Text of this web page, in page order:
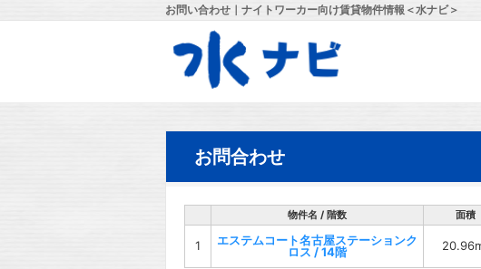
お問い合わせ｜ナイトワーカー向け賃貸物件情報＜水ナビ＞
お問合わせ
物件名 / 階数 面積
1
エステムコート名古屋ステーションク
ロス / 14階